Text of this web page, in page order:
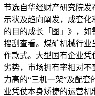
节选自华经财产研究院发
示状及趋向阐发，成套
的目的成长「图」》，
搜刮查看。煤矿机械行业
作款式。大型国有企业
劣势，市场拥有率相对
力高的“三机一架”及配
业凭仗本身矫捷的运营